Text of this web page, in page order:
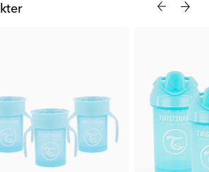
pakken inkluderer tre sølesikre
vårt innovative sugerørdesign som
som det oppmuntrer til selvstendig
frie materialer og med deler som tåler
disse koppene både sikkerhet og
for travle foreldre.
passer perfekt i små hender, noe